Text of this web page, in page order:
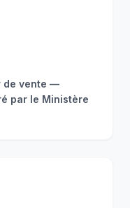
de vente —
par le Ministère